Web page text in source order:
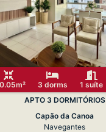
3 dorms 1 suíte
APTO 3 DORMITÓRIOS
Capão da Canoa
Navegantes